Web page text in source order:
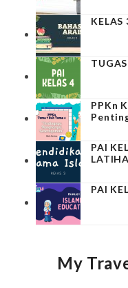
KELAS
PPKn
PAI
PAI
My